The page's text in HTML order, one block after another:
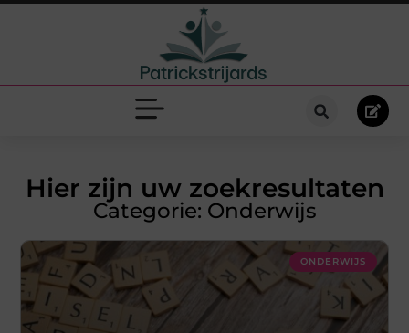
Hier zijn uw zoekresultaten
Categorie: Onderwijs
ONDERWIJS